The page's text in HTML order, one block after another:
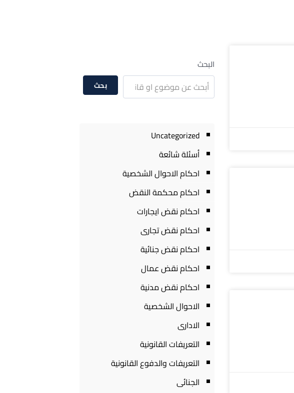
البحث
بحث
Uncategorized
أسئلة شائعة
احكام الاحوال الشخصية
احكام محكمة النقض
احكام نقض ايجارات
احكام نقض تجارى
احكام نقض جنائية
احكام نقض عمال
احكام نقض مدنية
الاحوال الشخصية
الادارى
التعريفات القانونية
التعريفات والدفوع القانونية
الجنائى